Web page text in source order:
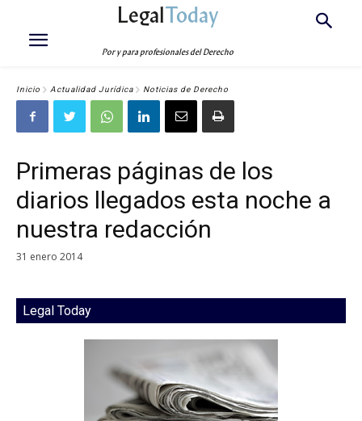
LegalToday
Por y para profesionales del Derecho
Inicio Actualidad Jurídica Noticias de Derecho
Primeras páginas de los
diarios llegados esta noche a
nuestra redacción
31 enero 2014
Legal Today